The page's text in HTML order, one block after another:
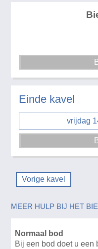
Einde kavel
vrijdag
Vorige kavel
MEER HULP BIJ HET
Normaal bod
Bij een bod doet u een